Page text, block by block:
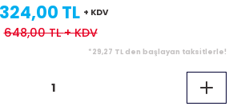
324,00 TL + KDV
648,00 TL+ KDV
*29,27 TL den başlayan taksitlerle!